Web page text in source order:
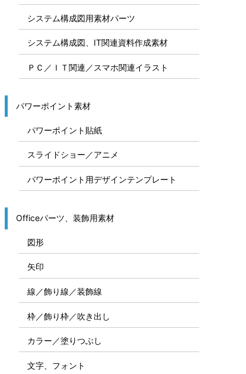
システム構成図用素材パーツ
システム構成図、IT関連資料作成素材
ＰＣ／ＩＴ関連／スマホ関連イラスト
パワーポイント素材
パワーポイント貼紙
スライドショー／アニメ
パワーポイント用デザインテンプレート
Officeパーツ、装飾用素材
図形
矢印
線／飾り線／装飾線
枠／飾り枠／吹き出し
カラー／塗りつぶし
文字、フォント